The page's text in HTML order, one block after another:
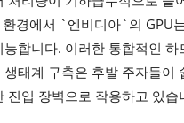
경에서 `엔비디아`의 GPU
능합니다. 이러한 통합적인 하
생태계 구축은 후발 주자들이
진입 장벽으로 작용하고 있습